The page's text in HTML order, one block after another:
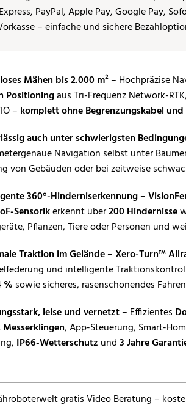
Mähen bis 2.000 m²– Hochpräzise
Positioningaus Tri-Frequenz Network-
– komplett ohne Begrenzungskabel
auch unter schwierigsten
Navigation selbst unter
von Gebäuden oder bei zeitweise
360°-Hinderniserkennung–
Sensorikerkennt über200 Hindernisse
Pflanzen, Tiere oder Personen und
Traktion im Gelände–Xero-Turn™
und intelligente
% sowie sicheres, rasenschonendes
leise und vernetzt– Effizientes
Messerklingen, App-Steuerung, Smart-
IP66-Wetterschutz und3 Jahre